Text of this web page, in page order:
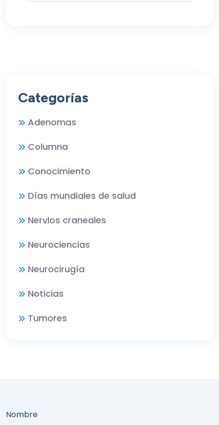
Categorías
Adenomas
Columna
Conocimiento
Días mundiales de salud
Nervios craneales
Neurociencias
Neurocirugía
Noticias
Tumores
Nombre